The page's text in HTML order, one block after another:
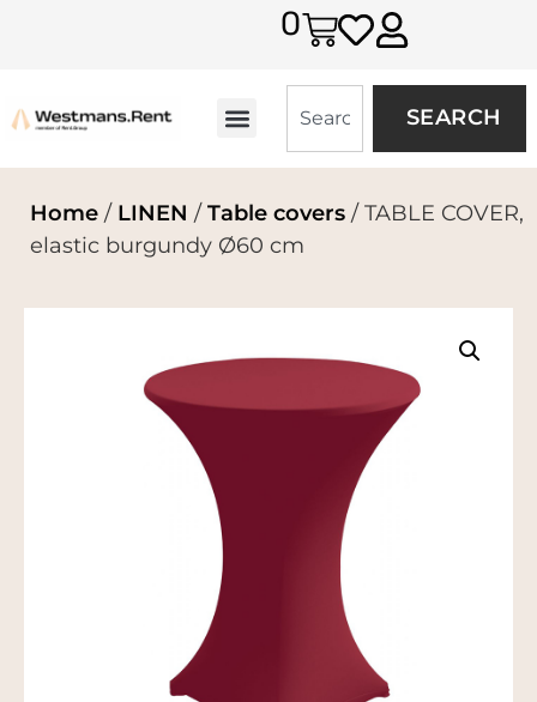
0
SEARCH
Home / LINEN / Table covers / TABLE COVER,
elastic burgundy Ø60 cm